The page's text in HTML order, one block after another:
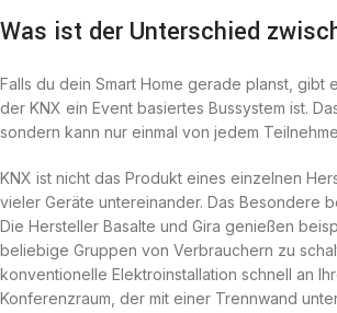
Was ist der Unterschied
Falls du dein Smart Home gerade planst, gibt
der KNX ein Event basiertes Bussystem ist.
sondern kann nur einmal von jedem
KNX ist nicht das Produkt eines einzelnen
vieler Geräte untereinander. Das Besondere
Die Hersteller Basalte und Gira genießen
beliebige Gruppen von Verbrauchern zu
konventionelle Elektroinstallation schnell an
Konferenzraum, der mit einer Trennwand